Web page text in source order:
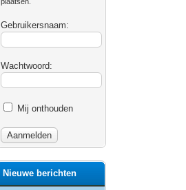
Gebruikersnaam:
Wachtwoord:
Mij onthouden
Nieuwe berichten